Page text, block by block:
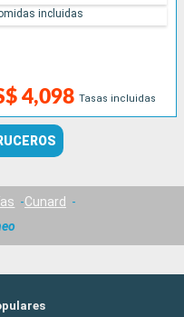
4,098 Tasas incluidas
incluidas
Cunard